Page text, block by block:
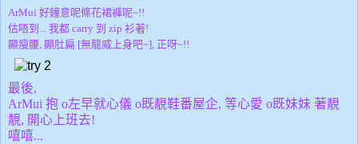
ArMui 好鐘意呢條花裙褲呢~!!
估唔到... 我都 carry 到 zip 衫著!
顯瘦腰, 顯肚扁 [無龍威上身吧~], 正呀~!!
最後,
ArMui 抱 o左早就心儀 o既靚鞋番屋企, 等心愛 o既妹妹 著靚
靚, 開心上班去!
嘻嘻...